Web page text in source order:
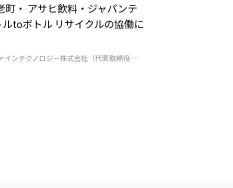
・ アサヒ飲料・ジャパンテ
toボトル リサイクルの協働に
株式会社JEPLAN（代表取締役 執行役員社長：髙尾 正樹、以下「JEPLAN」）のグループ会社であるペットリファインテクノロジー株式会社（代表取締役 執行役員社長：伊賀 大悟、以下「ペットリファインテクノロジー」）は、登別市（市長：小笠原 春一）、白老町（町長：大塩 英男）、アサヒ飲料株式会社（代表取締役社長：米女 …